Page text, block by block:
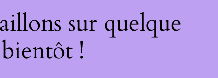
sur quelque
!